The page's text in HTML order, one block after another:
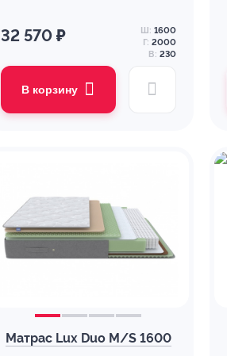
32 570 ₽ Ш: 1600
Г: 2000
В: 230
В корзину
Матрас Lux Duo M/S 1600